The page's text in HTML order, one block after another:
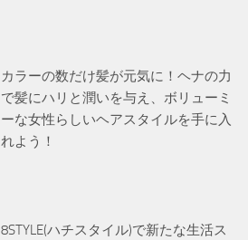
カラーの数だけ髪が元気に！ヘナの力
で髪にハリと潤いを与え、ボリューミ
ーな女性らしいヘアスタイルを手に入
れよう！
8STYLE(ハチスタイル)で新たな生活ス